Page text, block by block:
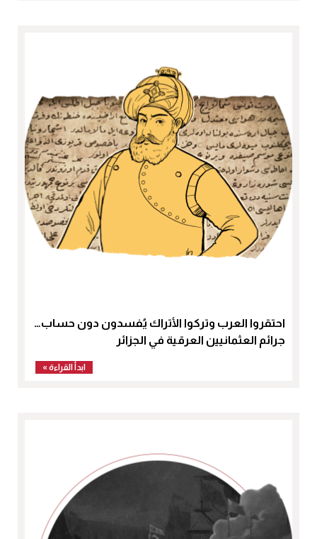
احتقروا العرب وتركوا الأتراك يُفسدون دون حساب…
جرائم العثمانيين العرقية في الجزائر
ابدأ القراءة »